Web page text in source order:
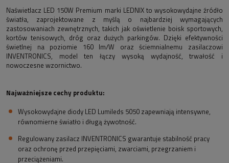
Naświetlacz LED 150W Premium marki LEDNIX to wysokowydajne źródło
światła, zaprojektowane z myślą o najbardziej wymagających
zastosowaniach zewnętrznych, takich jak oświetlenie boisk sportowych,
kortów tenisowych, dróg oraz dużych parkingów. Dzięki efektywności
świetlnej na poziomie 160 lm/W oraz ściemnialnemu zasilaczowi
INVENTRONICS, model ten łączy wysoką wydajność, trwałość i
nowoczesne wzornictwo.
Najważniejsze cechy produktu:
Wysokowydajne diody LED Lumileds 5050 zapewniają intensywne,
równomierne światło i długą żywotność.
Regulowany zasilacz INVENTRONICS gwarantuje stabilność pracy
oraz ochronę przed przepięciami, zwarciami, przegrzaniem i
przeciążeniami.